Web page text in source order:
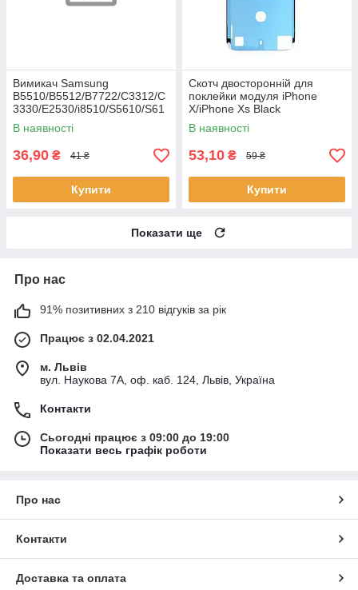
Вимикач Samsung
B5510/B5512/B7722/C3312/C
3330/E2530/i8510/S5610/S61
02
В наявності
36,90 ₴ 41 ₴
Купити
Скотч двосторонній для
поклейки модуля iPhone
X/iPhone Xs Black
В наявності
53,10 ₴ 59 ₴
Купити
Показати ще
Про нас
91% позитивних з 210 відгуків за рік
Працює з 02.04.2021
м. Львів
вул. Наукова 7А, оф. каб. 124, Львів, Україна
Контакти
Сьогодні працює з 09:00 до 19:00
Показати весь графік роботи
Про нас
Контакти
Доставка та оплата